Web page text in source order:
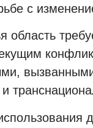
с
область
и